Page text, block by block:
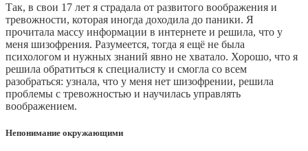
Так, в свои 17 лет я страдала от развитого воображения и
тревожности, которая иногда доходила до паники. Я
прочитала массу информации в интернете и решила, что у
меня шизофрения. Разумеется, тогда я ещё не была
психологом и нужных знаний явно не хватало. Хорошо, что я
решила обратиться к специалисту и смогла со всем
разобраться: узнала, что у меня нет шизофрении, решила
проблемы с тревожностью и научилась управлять
воображением.
Непонимание окружающими